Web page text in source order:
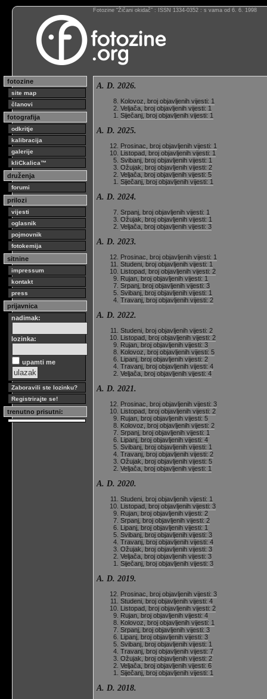
Fotozine “Žičani okidač” : ISSN 1334-0352 : s vama od 6. 6. 1998
fotozine
site map
članovi
fotografija
odkritje
kalibracija
galerije
kliCkalica™
druženja
forumi
prilozi
vijesti
oglasnik
pojmovnik
fotokemija
sitnine
impressum
kontakt
press
prijavnica
nadimak:
lozinka:
upamti me
Zaboravili ste lozinku?
Registrirajte se!
trenutno prisutni:
A. D. 2026.
Kolovoz, broj objavljenih vijesti: 1
Veljača, broj objavljenih vijesti: 1
Siječanj, broj objavljenih vijesti: 1
A. D. 2025.
Prosinac, broj objavljenih vijesti: 1
Listopad, broj objavljenih vijesti: 1
Svibanj, broj objavljenih vijesti: 1
Ožujak, broj objavljenih vijesti: 2
Veljača, broj objavljenih vijesti: 5
Siječanj, broj objavljenih vijesti: 1
A. D. 2024.
Srpanj, broj objavljenih vijesti: 1
Ožujak, broj objavljenih vijesti: 1
Veljača, broj objavljenih vijesti: 3
A. D. 2023.
Prosinac, broj objavljenih vijesti: 1
Studeni, broj objavljenih vijesti: 1
Listopad, broj objavljenih vijesti: 2
Rujan, broj objavljenih vijesti: 1
Srpanj, broj objavljenih vijesti: 3
Svibanj, broj objavljenih vijesti: 1
Travanj, broj objavljenih vijesti: 2
A. D. 2022.
Studeni, broj objavljenih vijesti: 2
Listopad, broj objavljenih vijesti: 2
Rujan, broj objavljenih vijesti: 3
Kolovoz, broj objavljenih vijesti: 5
Lipanj, broj objavljenih vijesti: 2
Travanj, broj objavljenih vijesti: 4
Veljača, broj objavljenih vijesti: 4
A. D. 2021.
Prosinac, broj objavljenih vijesti: 3
Listopad, broj objavljenih vijesti: 2
Rujan, broj objavljenih vijesti: 5
Kolovoz, broj objavljenih vijesti: 2
Srpanj, broj objavljenih vijesti: 1
Lipanj, broj objavljenih vijesti: 4
Svibanj, broj objavljenih vijesti: 1
Travanj, broj objavljenih vijesti: 2
Ožujak, broj objavljenih vijesti: 5
Veljača, broj objavljenih vijesti: 1
A. D. 2020.
Studeni, broj objavljenih vijesti: 1
Listopad, broj objavljenih vijesti: 3
Rujan, broj objavljenih vijesti: 2
Srpanj, broj objavljenih vijesti: 2
Lipanj, broj objavljenih vijesti: 1
Svibanj, broj objavljenih vijesti: 3
Travanj, broj objavljenih vijesti: 4
Ožujak, broj objavljenih vijesti: 3
Veljača, broj objavljenih vijesti: 3
Siječanj, broj objavljenih vijesti: 3
A. D. 2019.
Prosinac, broj objavljenih vijesti: 3
Studeni, broj objavljenih vijesti: 4
Listopad, broj objavljenih vijesti: 2
Rujan, broj objavljenih vijesti: 4
Kolovoz, broj objavljenih vijesti: 1
Srpanj, broj objavljenih vijesti: 3
Lipanj, broj objavljenih vijesti: 3
Svibanj, broj objavljenih vijesti: 1
Travanj, broj objavljenih vijesti: 7
Ožujak, broj objavljenih vijesti: 2
Veljača, broj objavljenih vijesti: 6
Siječanj, broj objavljenih vijesti: 1
A. D. 2018.